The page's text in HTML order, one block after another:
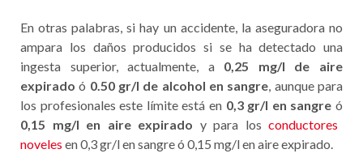
En otras palabras, si hay un accidente, la aseguradora no
ampara los daños producidos si se ha detectado una
ingesta superior, actualmente, a 0,25 mg/l de aire
expirado ó 0.50 gr/l de alcohol en sangre, aunque para
los profesionales este límite está en 0,3 gr/l en sangre ó
0,15 mg/l en aire expirado y para losconductores
noveles en 0,3 gr/l en sangre ó 0,15 mg/l en aire expirado.